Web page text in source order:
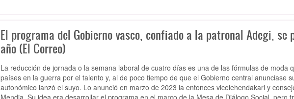
El programa del Gobierno vasco, confiado a la patronal Adegi,
año (El Correo)
La reducción de jornada o la semana laboral de cuatro días es una de las fórmulas de moda
países en la guerra por el talento y, al de poco tiempo de que el Gobierno central anunciase
autonómico lanzó el suyo. Lo anunció en marzo de 2023 la entonces vicelehendakari y